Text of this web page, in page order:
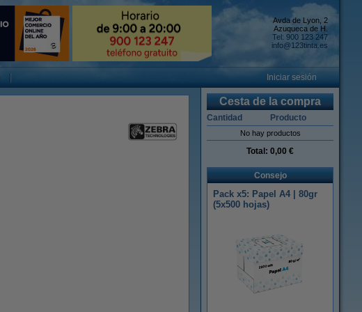
Avda de Lyon, 2
Azuqueca de H.
Tel: 900 123 247
info@123tinta.es
Iniciar sesión
Cesta de la compra
Cantidad Producto
No hay productos
Total: 0,00 €
Consejo
Pack x5: Papel A4 | 80gr
(5x500 hojas)